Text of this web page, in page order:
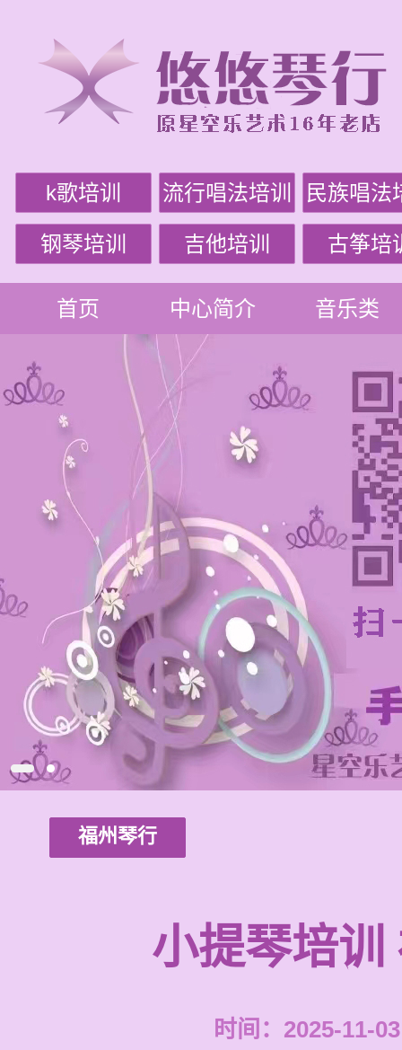
k歌培训 流行唱法培训 民族唱法
钢琴培训 吉他培训 古筝培
首页 中心简介 音乐类
福州琴行
小提琴培训
时间：2025-11-